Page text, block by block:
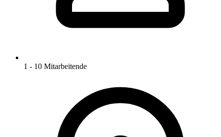
1 - 10 Mitarbeitende